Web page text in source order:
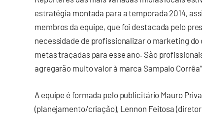
estratégia montada para a temporada 2014,
membros da equipe, que foi destacada pelo
necessidade de profissionalizar o marketing
metas traçadas para esse ano. São
agregarão muito valor à marca Sampaio
A equipe é formada pelo publicitário Mauro
(planejamento/criação), Lennon Feitosa